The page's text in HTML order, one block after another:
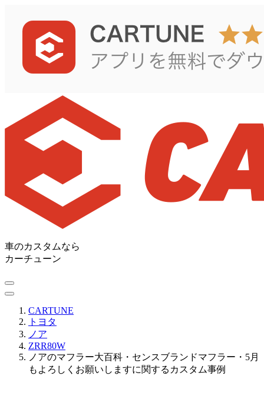
車のカスタムなら
カーチューン
CARTUNE
トヨタ
ノア
ZRR80W
ノアのマフラー大百科・センスブランドマフラー・5月
もよろしくお願いしますに関するカスタム事例